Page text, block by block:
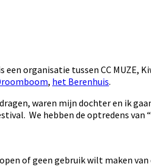
een organisatie tussen CC MUZE,
, het Berenhuis.
waren mijn dochter en ik
We hebben de optredens
of geen gebruik wilt maken